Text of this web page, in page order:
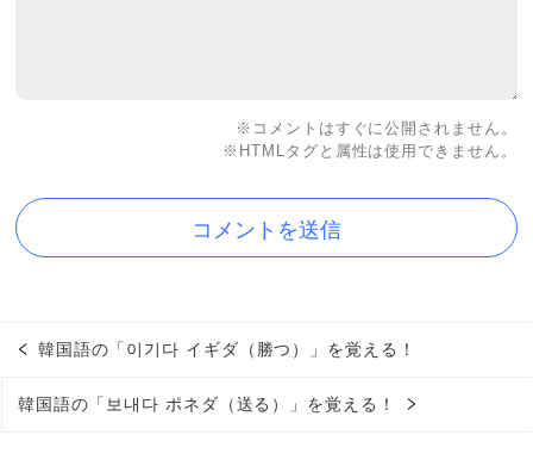
※コメントはすぐに公開されません。
※HTMLタグと属性は使用できません。
韓国語の「이기다 イギダ（勝つ）」を覚える！
韓国語の「보내다 ポネダ（送る）」を覚える！